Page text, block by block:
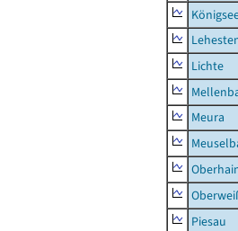
Lichte
Meura
Piesau